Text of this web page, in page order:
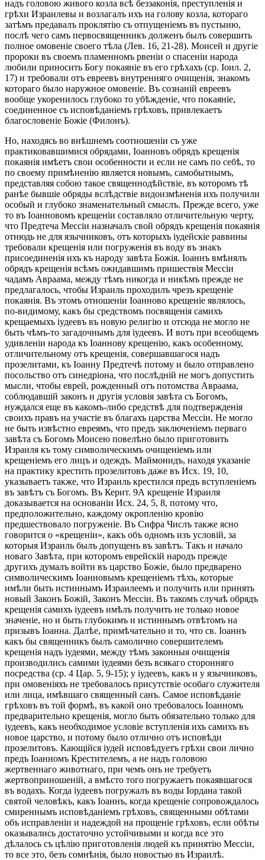
надъ головою живого козла всѣ беззаконія, преступленія и
грѣхи Израилевы и возлагалъ ихъ на голову козла, котораго
затѣмъ предавалъ проклятію съ отпущеніемъ въ пустыню,
послѣ чего самъ первосвященникъ долженъ былъ совершить
полное омовеніе своего тѣла (Лев. 16, 21-28). Моисей и другіе
пророки въ своемъ пламенномъ рвеніи о спасеніи народа
любили приносить Богу покаяніе въ его грѣхахъ (ср. Іоил. 2,
17) и требовали отъ евреевъ внутренняго очищенія, знакомъ
котораго было наружное омовеніе. Въ сознаній евреевъ
вообще укоренилось глубоко то убѣжденіе, что покаяніе,
соединенное съ исповѣданіемъ грѣховъ, привлекаетъ
благословеніе Божіе (Филонъ).
Но, находясь во внѣшнемъ соотношеніи съ уже
практиковавшимися обрядами, Іоанновъ обрядъ крещенія
покаянія имѣетъ свои особенности и если не самъ по себѣ, то
по своему примѣненію является новымъ, самобытнымъ,
представляя собою такое священнодѣйствіе, въ которомъ тѣ
ранѣе бывшіе обряды вслѣдствіе видоизмѣненія ихъ получили
особый и глубоко знаменательный смыслъ. Прежде всего, уже
то въ Іоанновомъ крещеніи составляло отличительную черту,
что Предтеча Мессіи назначалъ свой обрядъ крещенія покаянія
отнюдь не для язычниковъ, отъ которыхъ іудейскіе раввины
требовали крещенія или погруженія въ воду въ знакъ
присоединенія ихъ къ народу завѣта Божія. Іоаннъ вмѣнялъ
обрядъ крещенія всѣмъ ожидавшимъ пришествія Мессіи
чадамъ Авраама, между тѣмъ никогда и никѣмъ прежде не
предлагалось, чтобы Израиль проходилъ чрезъ крещеніе
покаянія. Въ этомъ отношеніи Іоанново крещеніе являлось,
по-видимому, какъ бы средствомъ посвященія самихъ
крещаемыхъ іудеевъ въ новую религію и отсюда не могло не
быть чѣмъ-то загадочнымъ для іудеевъ. И вотъ при всеобщемъ
удивленіи народа къ Іоаннову крещенію, какъ особенному,
отличительному отъ крещенія, совершавшагося надъ
прозелитами, къ Іоанну Предтечѣ потому и было отправлено
посольство отъ синедріона, что послѣдній не могъ допустить
мысли, чтобы еврей, рожденный отъ потомства Авраама,
соблюдавшій законъ и другія условія завѣта съ Богомъ,
нуждался еще въ какомъ-либо средствѣ для подтвержденія
своихъ правъ на участіе въ благахъ царства Мессіи. Не могло
не быть извѣстно евреямъ, что предъ заключеніемъ перваго
завѣта съ Богомъ Моисею повелѣно было приготовить
Израиля къ тому символическимъ очищеніемъ или
крещеніемъ его лицъ и одеждъ. Маймонидъ, находя указаніе
на практику крестить прозелитовъ даже въ Исх. 19, 10,
указываетъ также, что Израиль крестился предъ вступленіемъ
въ завѣтъ съ Богомъ. Въ Керит. 9А крещеніе Израиля
доказывается на основаніи Исх. 24, 5, 8, потому что,
предположительно, каждому окропленію кровію
предшествовало погруженіе. Въ Сифра Числъ также ясно
говорится о «крещеніи», какъ объ одномъ изъ условій, за
которыя Израиль былъ допущенъ въ завѣтъ. Такъ и начало
новаго Завѣта, при которомъ еврейскій народъ прежде
другихъ думалъ войти въ царство Божіе, было предварено
символическимъ Іоанновымъ крещеніемъ тѣхъ, которые
имѣли быть истиннымъ Израилеемъ и получить или принять
новый Законъ Божій, Законъ Мессіи. Въ такомъ случаѣ обрядъ
крещенія самихъ іудеевъ имѣлъ получить не только новое
значеніе, но и быть глубокимъ и истиннымъ отвѣтомъ на
призывъ Іоанна. Далѣе, примѣчательно и то, что св. Іоаннъ
какъ бы священникъ былъ самолично совершителемъ
крещенія надъ іудеями, между тѣмъ законныя очищенія
производились самими іудеями безъ всякаго сторонняго
посредства (ср. 4 Цар. 5, 9-15); у іудеевъ, какъ и у язычниковъ,
при омовеніяхъ не требовалось присутствіе особаго служителя
или лица, имѣвшаго священный санъ. Самое исповѣданіе
грѣховъ въ той формѣ, въ какой оно требовалось Іоанномъ
предварительно крещенія, могло быть обязательно только для
іудеевъ, какъ необходимое условіе вступленія ихъ самихъ въ
новое царство, и потому было отлично отъ исповѣди
прозелитовъ. Кающійся іудей исповѣдуетъ грѣхи свои лично
предъ Іоанномъ Крестителемъ, а не надъ головою
жертвеннаго животнаго, при чемъ онъ не требуетъ
жертвоприношеній, а вмѣсто того погружаетъ покаявшагося
въ водахъ. Когда іудеевъ погружалъ въ воды Іордана такой
святой человѣкъ, какъ Іоаннъ, когда крещеніе сопровождалось
смиреннымъ исповѣданіемъ грѣховъ, священными обѣтами
объ исправленіи и надеждой на прощеніе грѣховъ, если обѣты
оказывались достаточно устойчивыми и когда все это
дѣлалось съ цѣлію приготовленія людей къ принятію Мессіи,
то все это, безъ сомнѣнія, было новостью въ Израилѣ.